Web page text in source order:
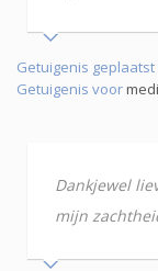
Getuigenis geplaatst
Getuigenis voor
Dankjewel
mijn